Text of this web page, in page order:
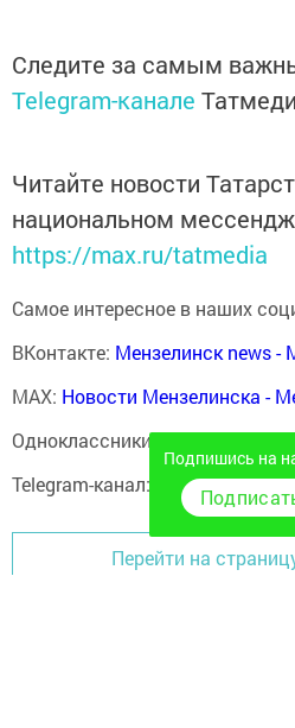
Следите за самым
Telegram-канале
Читайте новости
национальном
https://max.ru/tatmedia
Самое интересное в наших
ВКонтакте: Мензелинск news -
MAX: Новости Мензелинска -
Одноклассники:ok.ru/
Telegram-канал:
Мензелинск
Перейти на
Подпишись на